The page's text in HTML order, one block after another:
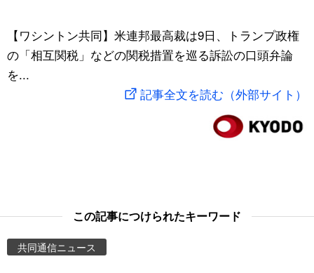
文化
動画/Live
Images
People
スポーツ・東京2020
【ワシントン共同】米連邦最高裁は9日、トランプ政権
の「相互関税」などの関税措置を巡る訴訟の口頭弁論
を...
記事全文を読む（外部サイト）
この記事につけられたキーワード
共同通信ニュース